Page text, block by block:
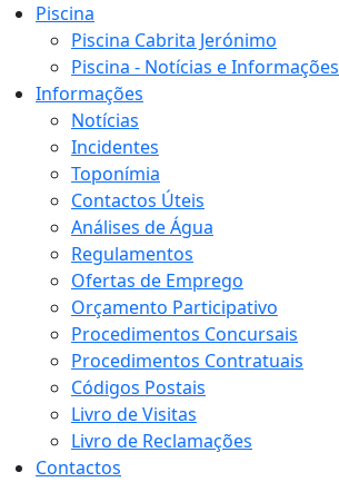
Piscina
Piscina Cabrita Jerónimo
Piscina - Notícias e Informações
Informações
Notícias
Incidentes
Toponímia
Contactos Úteis
Análises de Água
Regulamentos
Ofertas de Emprego
Orçamento Participativo
Procedimentos Concursais
Procedimentos Contratuais
Códigos Postais
Livro de Visitas
Livro de Reclamações
Contactos